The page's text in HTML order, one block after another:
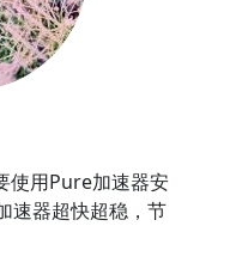
使用Pure加速器安
速器超快超稳，节